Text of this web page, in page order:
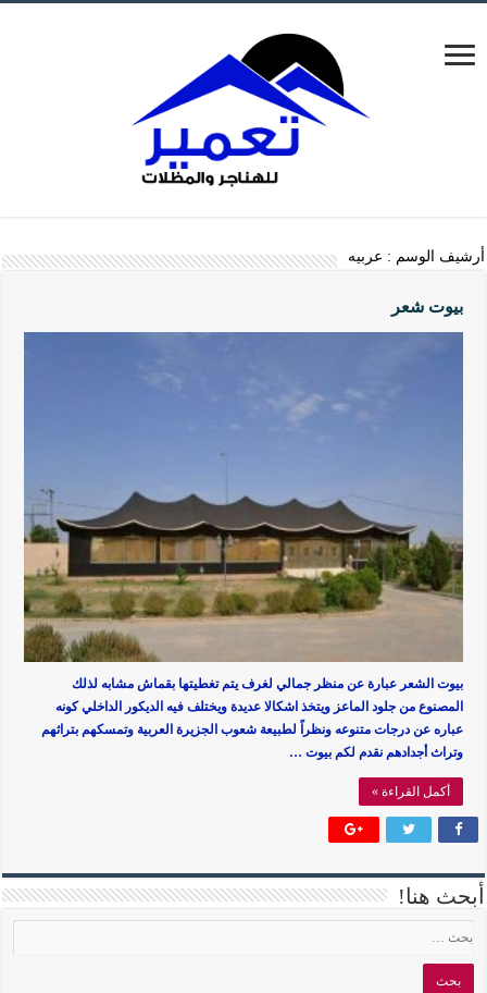
أرشيف الوسم : عربيه
بيوت شعر
بيوت الشعر عبارة عن منظر جمالي لغرف يتم تغطيتها بقماش مشابه لذلك
المصنوع من جلود الماعز ويتخذ اشكالا عديدة ويختلف فيه الديكور الداخلي كونه
عباره عن درجات متنوعه ونظراً لطبيعة شعوب الجزيرة العربية وتمسكهم بتراثهم
وتراث أجدادهم نقدم لكم بيوت …
أكمل القراءة »
أبحث هنا!